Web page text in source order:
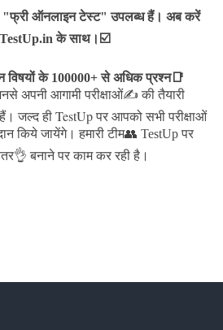
ऑनलाइन टेस्ट" उपलब्ध हैं। अब करें
TestUp.in के साथ।☑️
विषयों के 100000+ से अधिक प्रश्न📑
अपनी आगामी परीक्षाओं✍️ की तैयारी
हैं।जल्द ही TestUp पर आपको सभी परीक्षाओं
किये जायेंगे। हमारी टीम👥 TestUp पर
बनाने पर काम कर रही है।